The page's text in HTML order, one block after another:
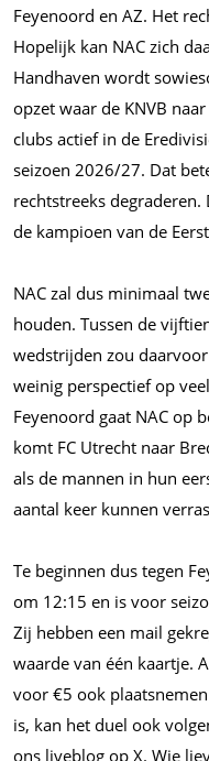
Feyenoord en AZ. Het
Hopelijk kan NAC zich
Handhaven wordt
opzet waar de KNVB
clubs actief in de
seizoen 2026/27. Dat
rechtstreeks
de kampioen van de
NAC zal dus minimaal
houden. Tussen de
wedstrijden zou
weinig perspectief op
Feyenoord gaat NAC op
komt FC Utrecht naar
als de mannen in hun
aantal keer kunnen
Te beginnen dus tegen
om 12:15 en is voor
Zij hebben een mail
waarde van één kaartje.
voor €5 ook
is, kan het duel ook
ons liveblog op X. Wie